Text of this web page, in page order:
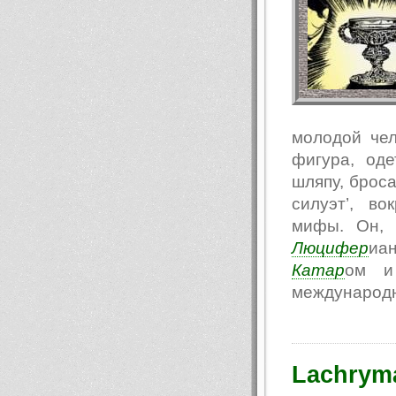
молодой
фигура,
шляпу,
силуэт’,
мифы. Он,
Люцифер
Катаром и